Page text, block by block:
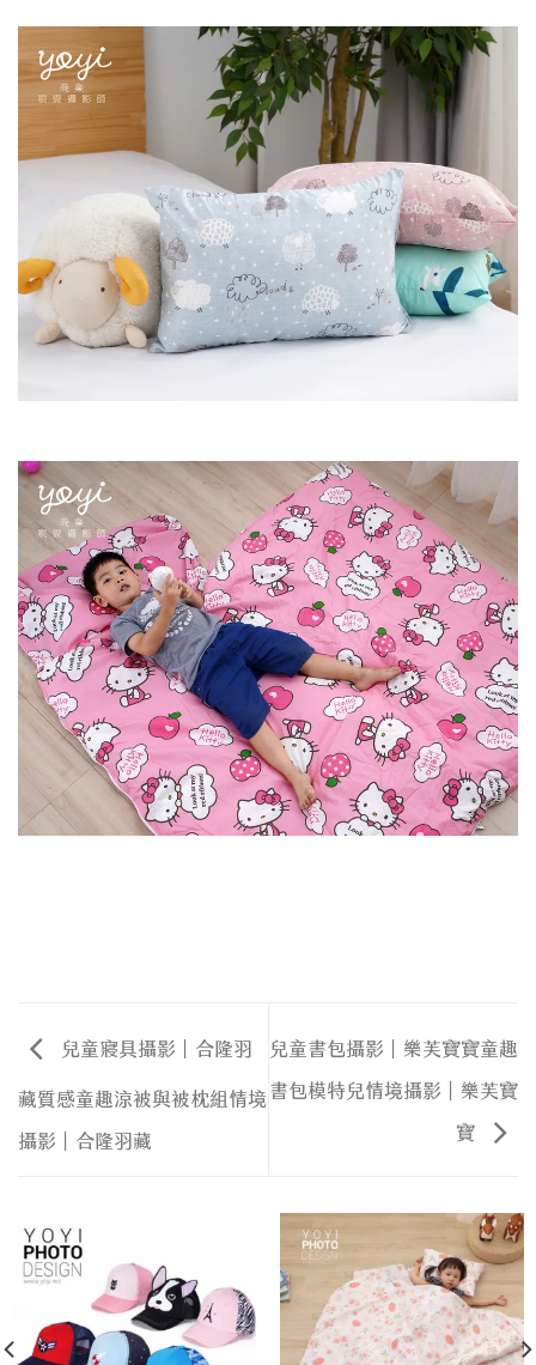
兒童寢具攝影｜合隆羽
藏質感童趣涼被與被枕組情境
攝影｜合隆羽藏
兒童書包攝影｜樂芙寶寶童趣
書包模特兒情境攝影｜樂芙寶
寶